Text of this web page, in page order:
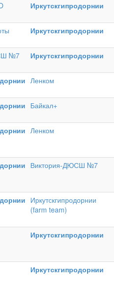
Иркутскгипродорнии
Иркутскгипродорнии
№7 Иркутскгипродорнии
Ленком
Байкал+
Ленком
Виктория-ДЮСШ №7
Иркутскгипродорнии
(farm team)
Иркутскгипродорнии
Иркутскгипродорнии